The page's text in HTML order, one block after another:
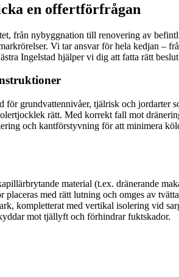
en offertförfrågan
från nybyggnation till renovering av
Vi tar ansvar för hela kedjan –
Ingelstad hjälper vi dig att fatta rätt
grundvattennivåer, tjälrisk och jordarter
rätt. Med korrekt fall mot
och kantförstyvning för att minimera
material (t.ex. dränerande
med rätt lutning och omges av
kompletterat med vertikal isolering vid
mot tjällyft och förhindrar fuktskador.